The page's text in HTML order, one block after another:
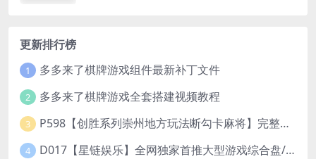
更新排行榜
1 多多来了棋牌游戏组件最新补丁文件
2 多多来了棋牌游戏全套搭建视频教程
3 P598【创胜系列崇州地方玩法断勾卡麻将】完整服务器组件+双端APP+授权机+通用视频教程
4 D017【星链娱乐】全网独家首推大型游戏综合盘/体育/PG/电竟/电玩大型综合体